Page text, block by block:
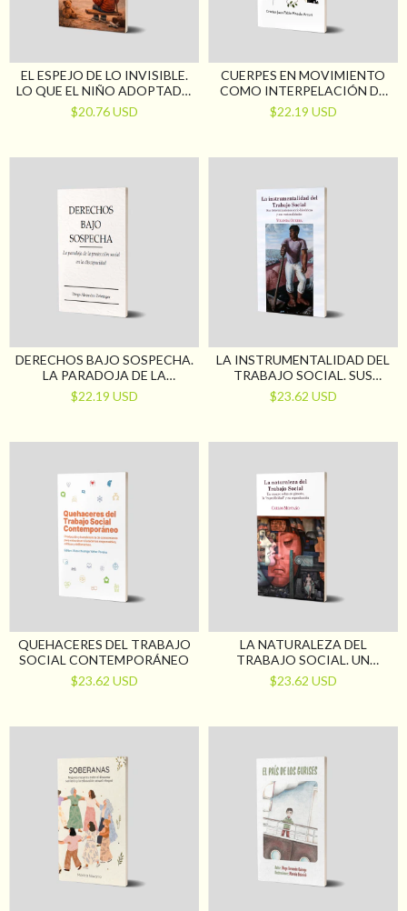
EL ESPEJO DE LO INVISIBLE.
LO QUE EL NIÑO ADOPTADO
CALLA Y LOS PADRES
NECESITAN ESCUCHAR
$20.76 USD
CUERPES EN MOVIMIENTO
COMO INTERPELACIÓN DE
LOS PROCESOS DE
INTERVENCIÓN DEL
$22.19 USD
DERECHOS BAJO SOSPECHA.
LA PARADOJA DE LA
PROTECCIÓN SOCIAL EN LA
DISCAPACIDAD
$22.19 USD
LA INSTRUMENTALIDAD DEL
TRABAJO SOCIAL. SUS
DETERMINACIONES SOCIO-
HISTÓRICAS Y SUS
$23.62 USD
QUEHACERES DEL TRABAJO
SOCIAL CONTEMPORÁNEO
$23.62 USD
LA NATURALEZA DEL
TRABAJO SOCIAL. UN
ENSAYO SOBRE SU GÉNESIS,
LA “ESPECIFICIDAD” Y SU
$23.62 USD